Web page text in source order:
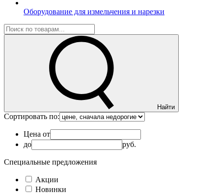
Оборудование для измельчения и нарезки
Найти
Сортировать по:
Цена от
до
руб.
Специальные предложения
Акции
Новинки